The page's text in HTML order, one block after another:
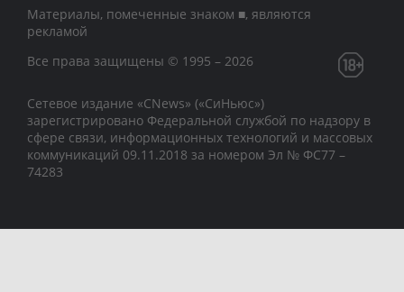
Материалы, помеченные знаком ■, являются
рекламой
Все права защищены © 1995 – 2026
Сетевое издание «CNews» («СиНьюс»)
зарегистрировано Федеральной службой по надзору в
сфере связи, информационных технологий и массовых
коммуникаций 09.11.2018 за номером Эл № ФС77 –
74283